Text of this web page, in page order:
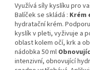
Využívá síly kyslíku pro
Balíček se skládá : Krém
hydratační krém.
kyslík v pleti, vyživuje a
oblast kolem očí, krk a
nádobka 50 ml
intenzivní, obnovující